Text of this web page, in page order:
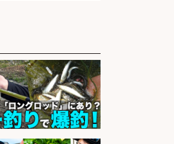
商品の陳列業
〜」/時間選べる×
なめ/鹿児島県/
ットスタッフ鹿児島
sponsored by 求人ボックス